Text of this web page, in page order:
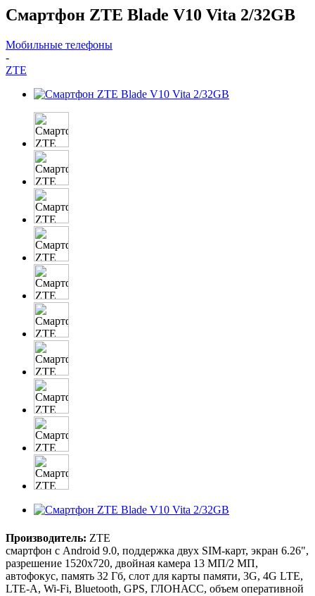
Смартфон ZTE Blade V10 Vita 2/32GB
Мобильные телефоны
-
ZTE
Производитель: ZTE
смартфон с Android 9.0, поддержка двух SIM-карт, экран 6.26",
разрешение 1520x720, двойная камера 13 МП/2 МП,
автофокус, память 32 Гб, слот для карты памяти, 3G, 4G LTE,
LTE-A, Wi-Fi, Bluetooth, GPS, ГЛОНАСС, объем оперативной